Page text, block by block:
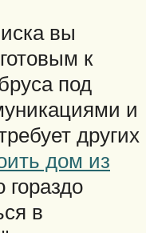
вы
к
под
и
других
дом из
в